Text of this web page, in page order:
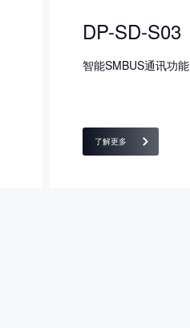
DP-SD-S03
智能SMBUS通讯功能
了解更多